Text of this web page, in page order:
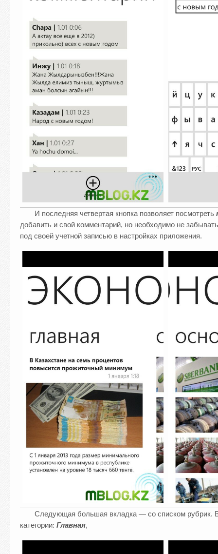
И последняя четвертая кнопка позволяет посмотреть
добавить и свой комментарий, но необходимо не
под своей учетной записью в настройках приложения.
Следующая большая вкладка — со списком рубрик.
категории: Главная,